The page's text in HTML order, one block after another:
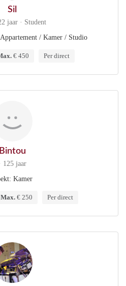
Sil
jaar · Student
/ Kamer / Studio
€ 450 Per direct
Bintou
125 jaar
Kamer
Max. € 250 Per direct